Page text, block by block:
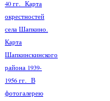
40 гг. Карта
окрестностей
села Шапкино.
Карта
Шапкинскинского
района 1939-
1956 гг. В
фотогалерею